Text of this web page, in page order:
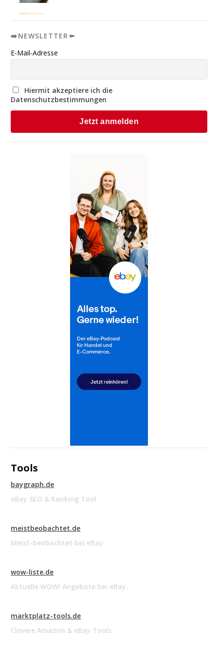
➡️NEWSLETTER⬅️
E-Mail-Adresse
Hiermit akzeptiere ich die
Datenschutzbestimmungen
Tools
baygraph.de
eBay SEO & Ranking Tool
meistbeobachtet.de
Meist-beobachtet bei eBay.
wow-liste.de
Aktuelle WOW! Angebote bei eBay.
marktplatz-tools.de
Clevere Amazon & eBay Tools